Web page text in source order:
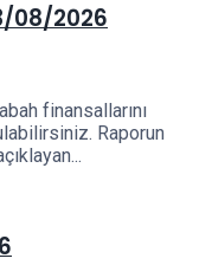
08/2026
finansallarını
Raporun